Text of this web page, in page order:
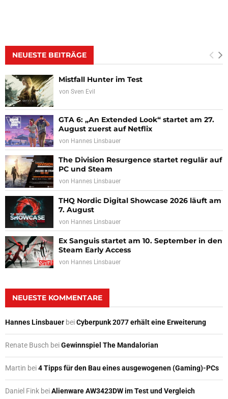
NEUESTE BEITRÄGE
Mistfall Hunter im Test
von Sven Evil
GTA 6: „An Extended Look“ startet am 27.
August zuerst auf Netflix
von Hannes Linsbauer
The Division Resurgence startet regulär auf
PC und Steam
von Hannes Linsbauer
THQ Nordic Digital Showcase 2026 läuft am
7. August
von Hannes Linsbauer
Ex Sanguis startet am 10. September in den
Steam Early Access
von Hannes Linsbauer
NEUESTE KOMMENTARE
Hannes Linsbauer beiCyberpunk 2077 erhält eine Erweiterung
Renate Busch beiGewinnspiel The Mandalorian
Martin bei4 Tipps für den Bau eines ausgewogenen (Gaming)-PCs
Daniel Fink beiAlienware AW3423DW im Test und Vergleich